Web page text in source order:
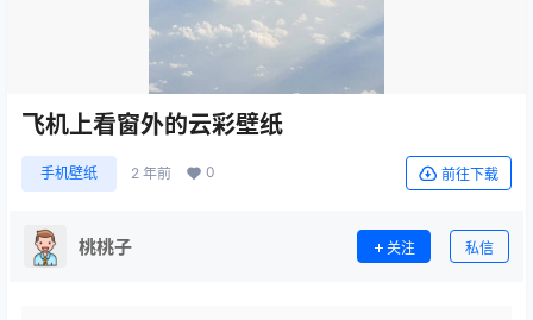
飞机上看窗外的云彩壁纸
手机壁纸 2 年前 0 前往下载
桃桃子 关注 私信